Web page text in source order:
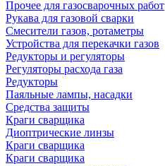
Прочее для газосварочных работ
Рукава для газовой сварки
Смесители газов, ротаметры
Устройства для перекачки газов
Редукторы и регуляторы
Регуляторы расхода газа
Редукторы
Паяльные лампы, насадки
Средства защиты
Краги сварщика
Диоптрические линзы
Краги сварщика
Краги сварщика